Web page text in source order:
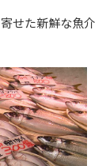
せた新鮮な魚介